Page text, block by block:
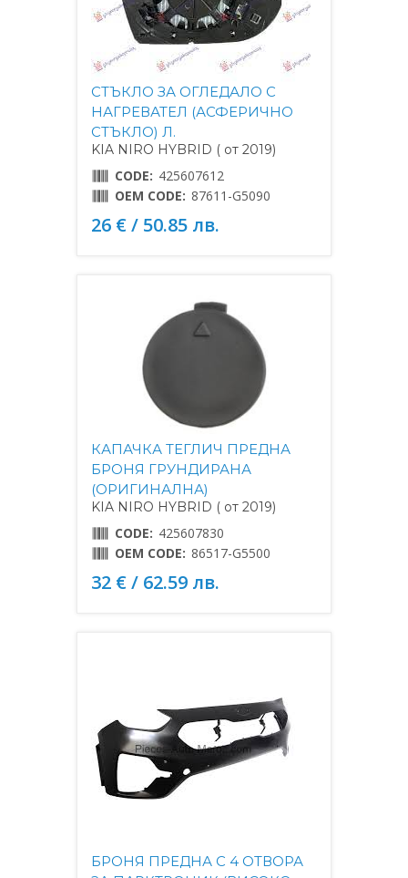
СТЪКЛО ЗА ОГЛЕДАЛО С
НАГРЕВАТЕЛ (АСФЕРИЧНО
СТЪКЛО) Л.
KIA NIRO HYBRID ( от 2019)
CODE: 425607612
OEM CODE: 87611-G5090
26 € / 50.85 лв.
КАПАЧКА ТЕГЛИЧ ПРЕДНА
БРОНЯ ГРУНДИРАНА
(ОРИГИНАЛНА)
KIA NIRO HYBRID ( от 2019)
CODE: 425607830
OEM CODE: 86517-G5500
32 € / 62.59 лв.
БРОНЯ ПРЕДНА С 4 ОТВОРА